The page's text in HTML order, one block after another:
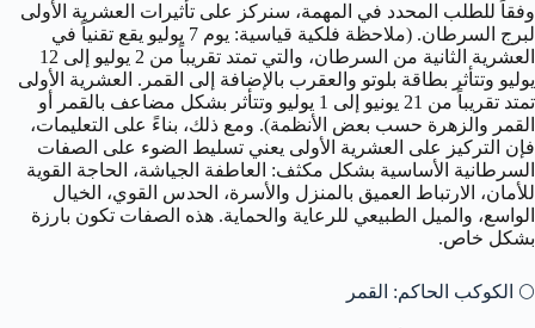
وفقاً للطلب المحدد في المهمة، سنركز على تأثيرات العشرية الأولى
لبرج السرطان. (ملاحظة فلكية قياسية: يوم 7 يوليو يقع تقنياً في
العشرية الثانية من السرطان، والتي تمتد تقريباً من 2 يوليو إلى 12
يوليو وتتأثر بطاقة بلوتو والعقرب بالإضافة إلى القمر. العشرية الأولى
تمتد تقريباً من 21 يونيو إلى 1 يوليو وتتأثر بشكل مضاعف بالقمر أو
القمر والزهرة حسب بعض الأنظمة). ومع ذلك، بناءً على التعليمات،
فإن التركيز على العشرية الأولى يعني تسليط الضوء على الصفات
السرطانية الأساسية بشكل مكثف: العاطفة الجياشة، الحاجة القوية
للأمان، الارتباط العميق بالمنزل والأسرة، الحدس القوي، الخيال
الواسع، والميل الطبيعي للرعاية والحماية. هذه الصفات تكون بارزة
بشكل خاص.
🌕 الكوكب الحاكم: القمر